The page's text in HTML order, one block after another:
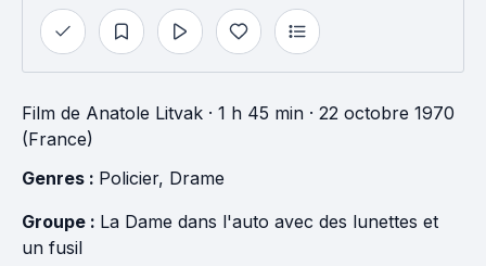
Film de Anatole Litvak · 1 h 45 min · 22 octobre 1970
(France)
Genres : Policier, Drame
Groupe : La Dame dans l'auto avec des lunettes et
un fusil